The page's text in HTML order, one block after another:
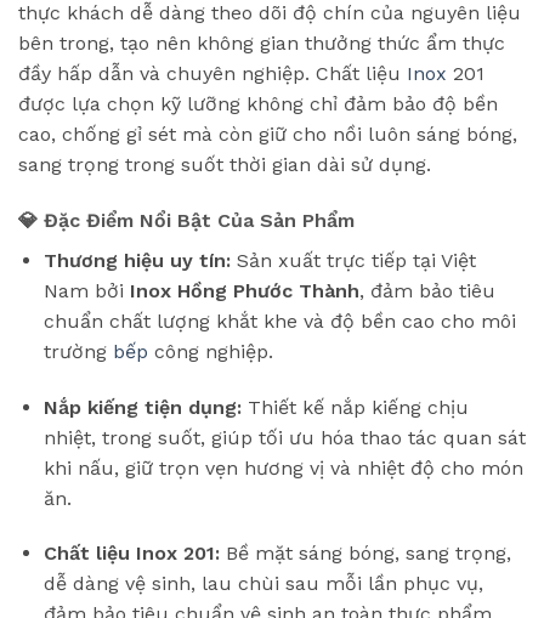
thực khách dễ dàng theo dõi độ chín của nguyên liệu
bên trong, tạo nên không gian thưởng thức ẩm thực
đầy hấp dẫn và chuyên nghiệp. Chất liệu Inox 201
được lựa chọn kỹ lưỡng không chỉ đảm bảo độ bền
cao, chống gỉ sét mà còn giữ cho nồi luôn sáng bóng,
sang trọng trong suốt thời gian dài sử dụng.
💎 Đặc Điểm Nổi Bật Của Sản Phẩm
Thương hiệu uy tín:Sản xuất trực tiếp tại Việt
Nam bởi Inox Hồng Phước Thành, đảm bảo tiêu
chuẩn chất lượng khắt khe và độ bền cao cho môi
trường bếp công nghiệp.
Nắp kiếng tiện dụng:Thiết kế nắp kiếng chịu
nhiệt, trong suốt, giúp tối ưu hóa thao tác quan sát
khi nấu, giữ trọn vẹn hương vị và nhiệt độ cho món
ăn.
Chất liệu Inox 201:Bề mặt sáng bóng, sang trọng,
dễ dàng vệ sinh, lau chùi sau mỗi lần phục vụ,